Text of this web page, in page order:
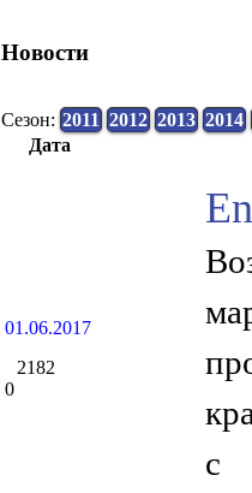
Новости
Сезон: 2011 2012 2013 2014
Дата
01.06.2017
2182
0
с